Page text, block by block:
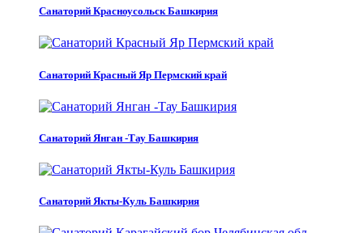
Санаторий Красноусольск Башкирия
Санаторий Красный Яр Пермский край
Санаторий Янган -Тау Башкирия
Санаторий Якты-Куль Башкирия